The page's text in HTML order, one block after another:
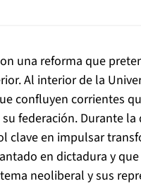
una reforma que
Al interior de la
confluyen corrientes
federación. Durante la
clave en impulsar
en dictadura y
neoliberal y sus